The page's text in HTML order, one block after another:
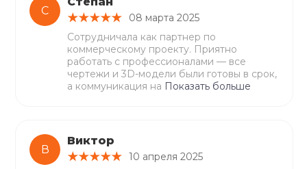
С
08 марта 2025
Сотрудничала как партнер по
коммерческому проекту. Приятно
работать с профессионалами — все
чертежи и 3D-модели были готовы в срок,
а коммуникация на Показать больше
В
Виктор
10 апреля 2025